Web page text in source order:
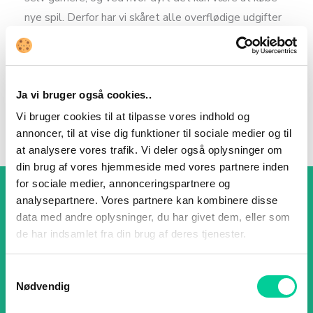
Ja vi bruger også cookies..
Vi bruger cookies til at tilpasse vores indhold og
annoncer, til at vise dig funktioner til sociale medier og til
at analysere vores trafik. Vi deler også oplysninger om
din brug af vores hjemmeside med vores partnere inden
for sociale medier, annonceringspartnere og
analysepartnere. Vores partnere kan kombinere disse
data med andre oplysninger, du har givet dem, eller som
de har indsamlet fra din brug af deres tjenester.
Nødvendig
nye spil. Derfor har vi skåret alle overflødige udgifter
væk, b.la. ved at levere alle spil digitalt på mail.
Hvordan aktivere jeg min CD Key?
Vi har lavet guides til hvordan du aktivere din CD
Key, på platformene Steam, Uplay og Origin.